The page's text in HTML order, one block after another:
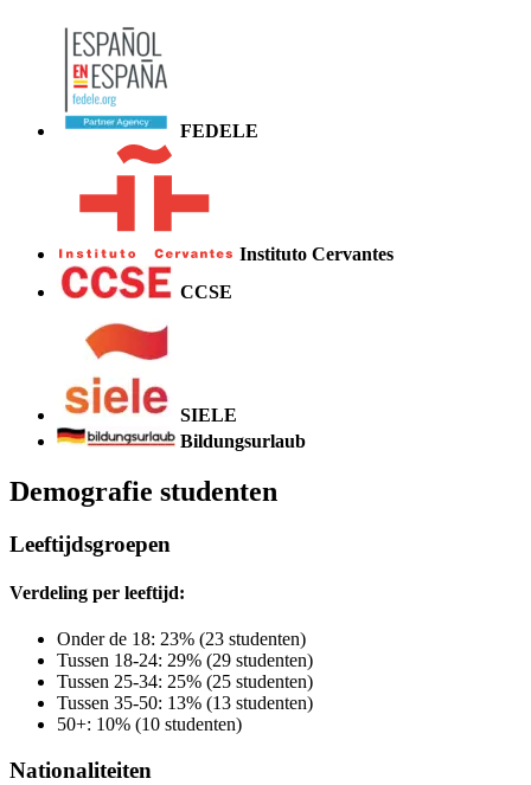
FEDELE
Instituto Cervantes
CCSE
SIELE
Bildungsurlaub
Demografie studenten
Leeftijdsgroepen
Verdeling per leeftijd:
Onder de 18: 23% (23 studenten)
Tussen 18-24: 29% (29 studenten)
Tussen 25-34: 25% (25 studenten)
Tussen 35-50: 13% (13 studenten)
50+: 10% (10 studenten)
Nationaliteiten